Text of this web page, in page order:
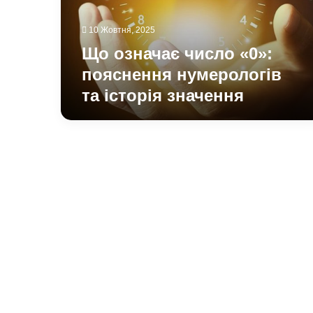
історія
значення10 Жовтня, 2025
Що означає число «0»:
пояснення нумерологів
та історія значення